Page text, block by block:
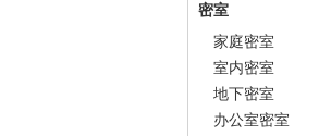
密室
家庭密室
室内密室
地下密室
办公室密室